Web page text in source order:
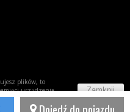
plików, to
urządzenia.
Zamknij